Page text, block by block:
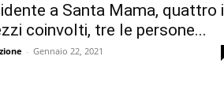
a Santa Mama, quattro i
coinvolti, tre le persone...
- Gennaio 22, 2021